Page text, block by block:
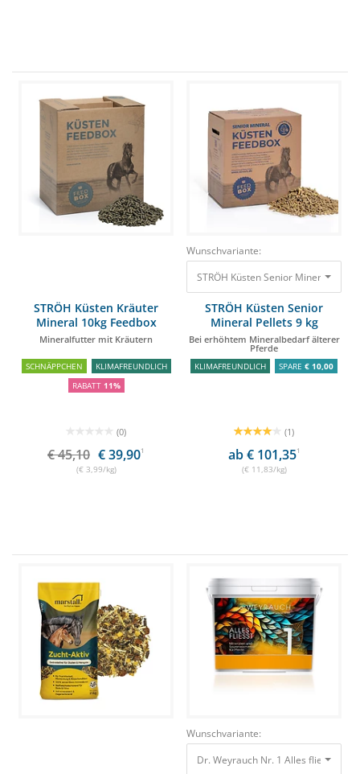
STRÖH Küsten Kräuter
Mineral 10kg Feedbox
Mineralfutter mit Kräutern
SCHNÄPPCHEN
KLIMAFREUNDLICH
RABATT 11%
(0)
€ 45,10 € 39,901
(€ 3,99/kg)
Wunschvariante:
STRÖH Küsten Senior Mineral
STRÖH Küsten Senior
Mineral Pellets 9 kg
Feedbox
Bei erhöhtem Mineralbedarf älterer
Pferde
KLIMAFREUNDLICH SPARE € 10,00
(1)
ab € 101,351
(€ 11,83/kg)
Wunschvariante:
Dr. Weyrauch Nr. 1 Alles fliesst